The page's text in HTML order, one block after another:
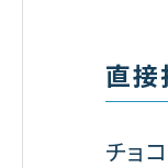
直接
チョ